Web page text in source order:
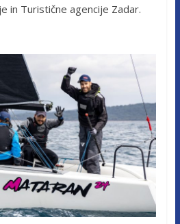
in Turistične agencije Zadar.